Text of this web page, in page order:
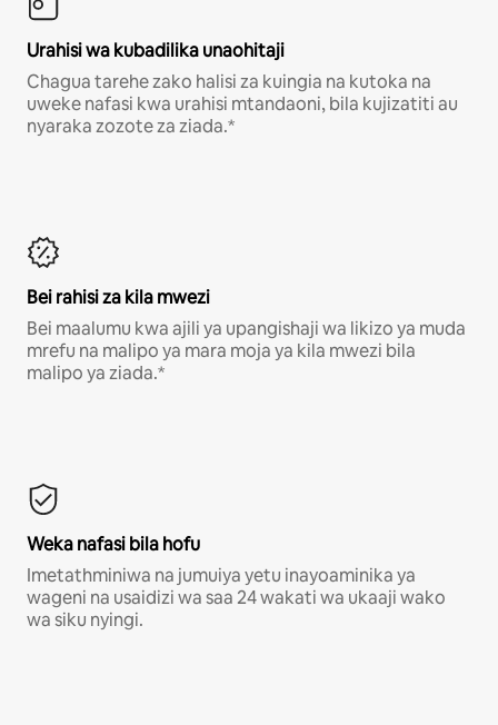
Urahisi wa kubadilika unaohitaji
Chagua tarehe zako halisi za kuingia na kutoka na
uweke nafasi kwa urahisi mtandaoni, bila kujizatiti au
nyaraka zozote za ziada.*
Bei rahisi za kila mwezi
Bei maalumu kwa ajili ya upangishaji wa likizo ya muda
mrefu na malipo ya mara moja ya kila mwezi bila
malipo ya ziada.*
Weka nafasi bila hofu
Imetathminiwa na jumuiya yetu inayoaminika ya
wageni na usaidizi wa saa 24 wakati wa ukaaji wako
wa siku nyingi.